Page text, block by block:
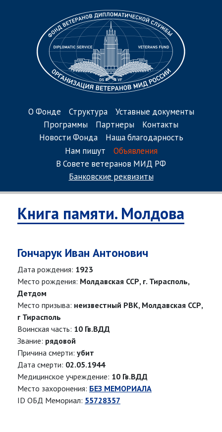
О Фонде Структура
Уставные документы
Программы
Партнеры
Контакты
Новости Фонда
Наша благодарность
Нам пишут
Объявления
В Совете ветеранов МИД РФ
Банковские реквизиты
Книга памяти. Молдова
Гончарук Иван Антонович
Дата рождения: 1923
Место рождения: Молдавская ССР, г. Тирасполь,
Детдом
Место призыва: неизвестный РВК, Молдавская ССР,
г Тирасполь
Воинская часть: 10 Гв.ВДД
Звание: рядовой
Причина смерти: убит
Дата смерти: 02.05.1944
Медицинское учреждение: 10 Гв.ВДД
Место захоронения: БЕЗ МЕМОРИАЛА
ID ОБД Мемориал: 55728357